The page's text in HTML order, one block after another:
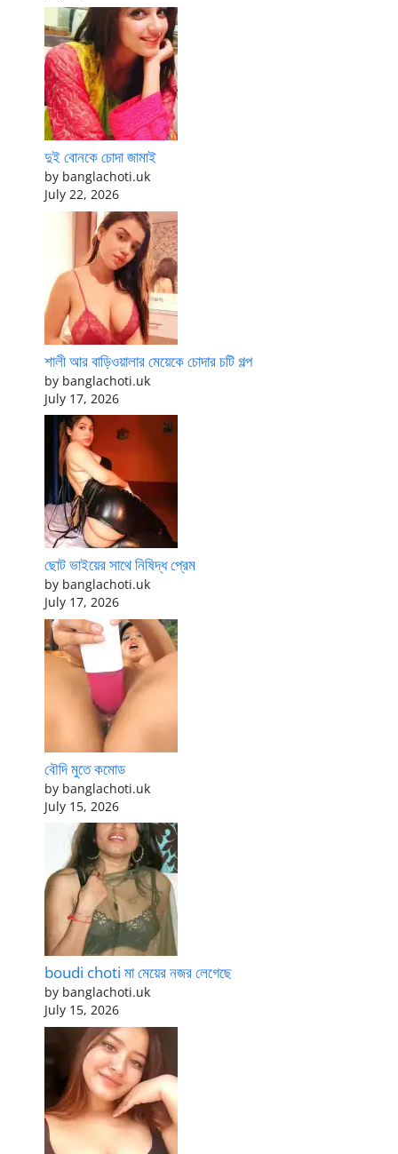
দুই বোনকে চোদা জামাই
by banglachoti.uk
July 22, 2026
শালী আর বাড়িওয়ালার মেয়েকে চোদার চটি গল্প
by banglachoti.uk
July 17, 2026
ছোট ভাইয়ের সাথে নিষিদ্ধ প্রেম
by banglachoti.uk
July 17, 2026
বৌদি মুতে কমোড
by banglachoti.uk
July 15, 2026
boudi choti মা মেয়ের নজর লেগেছে
by banglachoti.uk
July 15, 2026